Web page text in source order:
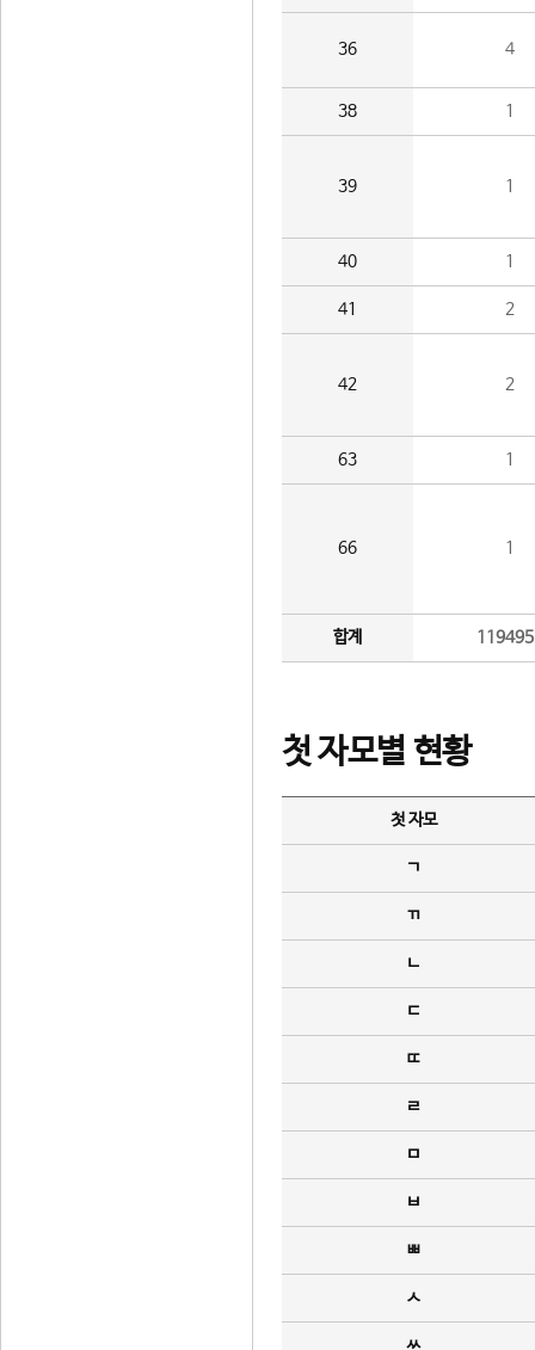
36 4
38 1
39 1
40 1
41 2
42 2
63 1
66 1
합계
첫 자모별 현황
첫 자모
ㄱ
ㄲ
ㄴ
ㄷ
ㄸ
ㄹ
ㅁ
ㅂ
ㅃ
ㅅ
ㅆ